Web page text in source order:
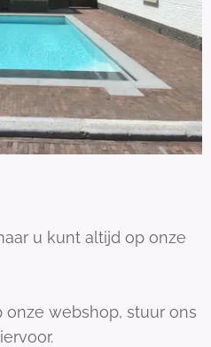
u kunt altijd op onze
webshop, stuur ons